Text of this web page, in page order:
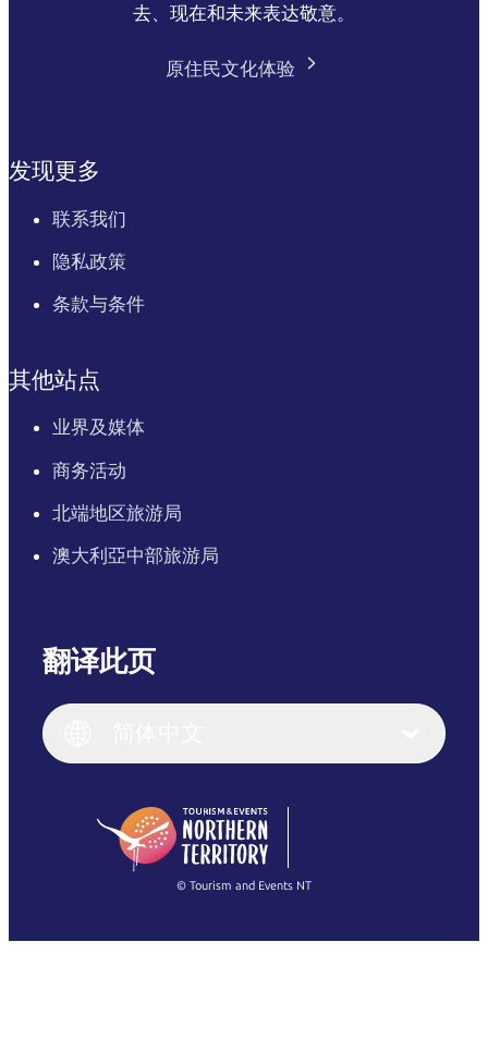
去、现在和未来表达敬意。
原住民文化体验
发现更多
联系我们
隐私政策
条款与条件
其他站点
业界及媒体
商务活动
北端地区旅游局
澳大利亞中部旅游局
翻译此页
English (US)
English
(Singapore)
Français
繁體中文
© Tourism and Events NT